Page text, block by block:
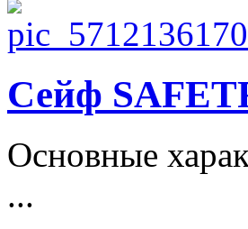
Сейф
Основные
...